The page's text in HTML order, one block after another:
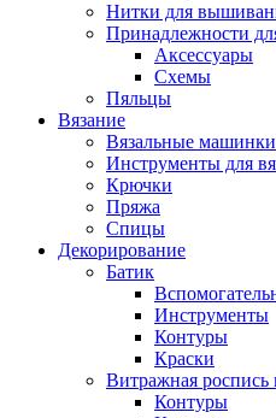
Нитки для
Принадлежности
Аксессуары
Схемы
Пяльцы
Вязание
Вязальные машинки
Инструменты для
Крючки
Пряжа
Спицы
Декорирование
Батик
Инструменты
Контуры
Краски
Витражная роспись
Контуры